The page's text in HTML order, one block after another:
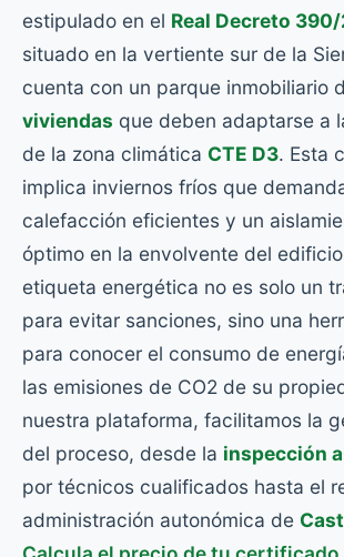
estipulado en el Real Decreto
situado en la vertiente sur de la
cuenta con un parque inmobiliario
viviendas que deben adaptarse a
de la zona climática CTE D3. Esta
implica inviernos fríos que
calefacción eficientes y un
óptimo en la envolvente del
etiqueta energética no es solo un
para evitar sanciones, sino una
para conocer el consumo de
las emisiones de CO2 de su
nuestra plataforma, facilitamos la
del proceso, desde la inspección
por técnicos cualificados hasta el
administración autonómica de